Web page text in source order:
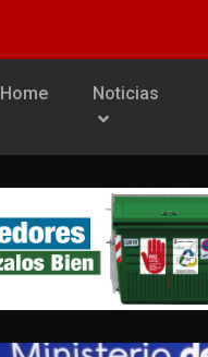
Home Noticias